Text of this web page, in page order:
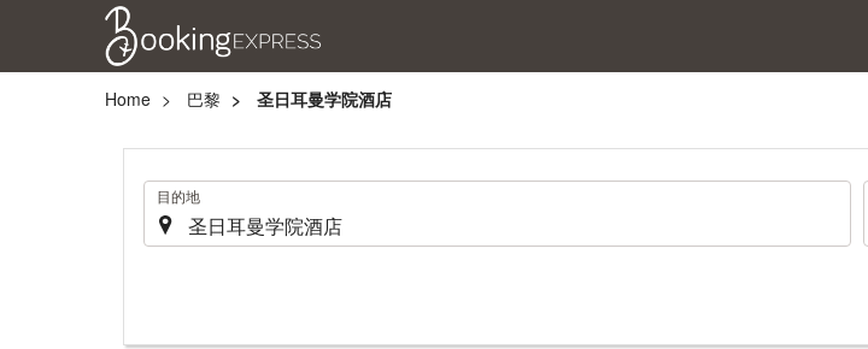
Home 巴黎 圣日耳曼学院酒店
. 目的地 .